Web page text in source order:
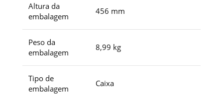
Altura da
embalagem
456 mm
Peso da
embalagem
8,99 kg
Tipo de
embalagem
Caixa